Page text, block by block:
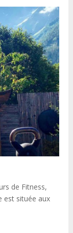
de Fitness,
est située aux